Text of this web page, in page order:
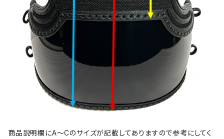
商品説明欄にA～Cのサイズが記載してありますので参考にしてく